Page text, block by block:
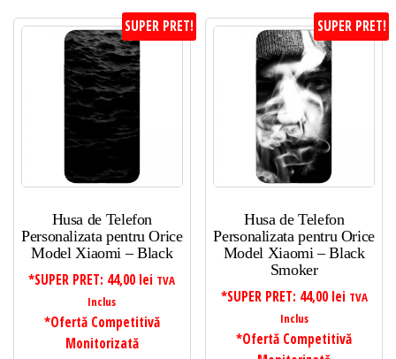
SUPER PRET!
Husa de Telefon
Personalizata pentru Orice
Model Xiaomi – Black
*SUPER PRET: 44,00 lei TVA
Inclus
*Ofertă Competitivă
Monitorizată
SUPER PRET!
Husa de Telefon
Personalizata pentru Orice
Model Xiaomi – Black
Smoker
*SUPER PRET: 44,00 lei TVA
Inclus
*Ofertă Competitivă